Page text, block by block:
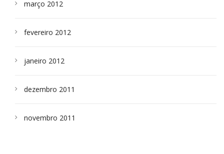
março 2012
fevereiro 2012
janeiro 2012
dezembro 2011
novembro 2011